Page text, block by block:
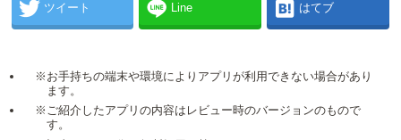
ツイート Line はてブ
※お手持ちの端末や環境によりアプリが利用できない場合があり
ます。
※ご紹介したアプリの内容はレビュー時のバージョンのもので
す。